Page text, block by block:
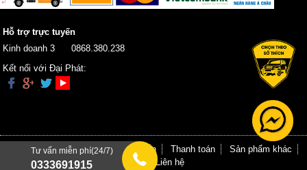
Hỗ trợ trực tuyến
Kinh doanh 3
0868.380.238
Kết nối với Đại Phát:
Trang chủ Giới thiệu Hướng dẫn Thanh toán
Sản phẩm khác
Tin tức
Liên hệ
Tư vấn miễn phí(24/7)
0333691915